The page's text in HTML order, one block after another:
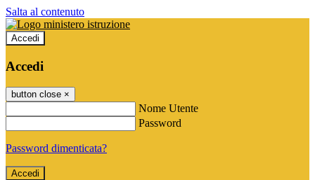
Salta al contenuto
Accedi
Accedi
button close ×
Nome Utente
Password
Password dimenticata?